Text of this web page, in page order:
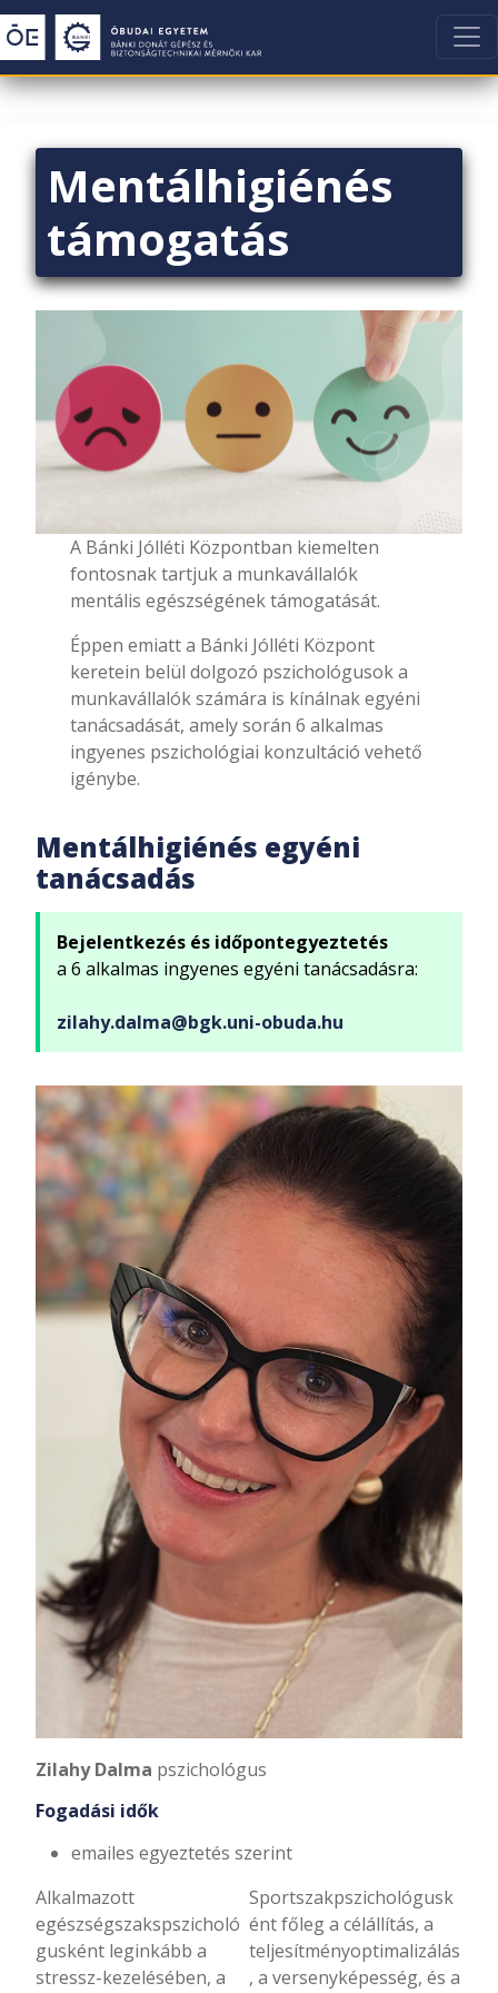
Mentálhigiénés
támogatás
A Bánki Jólléti Központban kiemelten
fontosnak tartjuk a munkavállalók
mentális egészségének támogatását.
Éppen emiatt a Bánki Jólléti Központ
keretein belül dolgozó pszichológusok a
munkavállalók számára is kínálnak egyéni
tanácsadását, amely során 6 alkalmas
ingyenes pszichológiai konzultáció vehető
igénybe.
Mentálhigiénés egyéni
tanácsadás
Bejelentkezés és időpontegyeztetés
a 6 alkalmas ingyenes egyéni tanácsadásra:
zilahy.dalma@bgk.uni-obuda.hu
Zilahy Dalma pszichológus
Fogadási idők
emailes egyeztetés szerint
Alkalmazott
egészségszakspszicholó
gusként leginkább a
stressz-kezelésében, a
Sportszakpszichológusk
ént főleg a célállítás, a
teljesítményoptimalizálás
, a versenyképesség, és a